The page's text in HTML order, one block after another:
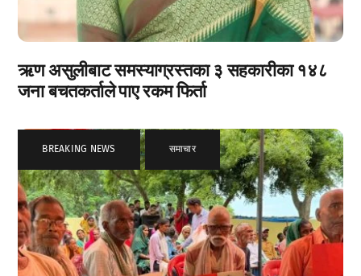
ऋण असुलीबाट समस्याग्रस्तका ३ सहकारीका १४८
जना बचतकर्ताले पाए रकम फिर्ता
BREAKING NEWS , समाचार